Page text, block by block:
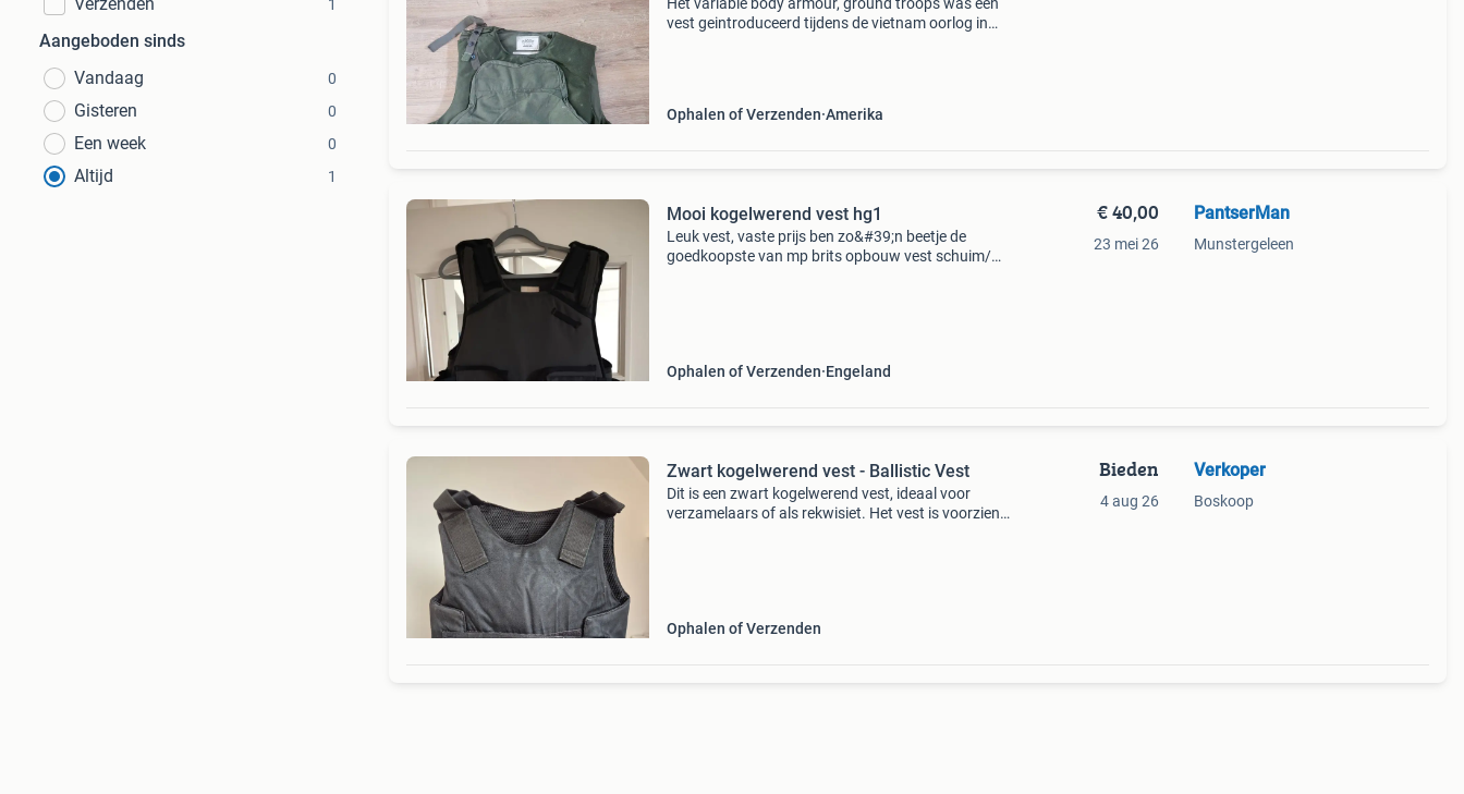
1
Aangeboden sinds
Vandaag
0
Gisteren 0
Een week 0
Altijd 1
vest geintroduceerd tijdens de vietnam oorlog in
Ophalen of Verzenden Amerika
Mooi kogelwerend vest hg1
Leuk vest, vaste prijs ben zo&#39;n beetje de
goedkoopste van mp brits opbouw vest schuim/
Ophalen of Verzenden Engeland
€ 40,00
23 mei 26
PantserMan
Munstergeleen
Zwart kogelwerend vest - Ballistic Vest
Dit is een zwart kogelwerend vest, ideaal voor
verzamelaars of als rekwisiet. Het vest is voorzien
Ophalen of Verzenden
Bieden
4 aug 26
Verkoper
Boskoop